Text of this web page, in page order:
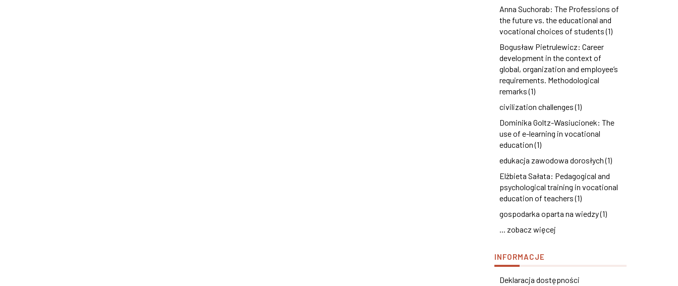
Anna Suchorab: The Professions of
the future vs. the educational and
vocational choices of students (1)
Bogusław Pietrulewicz: Career
development in the context of
global, organization and employee’s
requirements. Methodological
remarks (1)
civilization challenges (1)
Dominika Goltz-Wasiucionek: The
use of e-learning in vocational
education (1)
edukacja zawodowa dorosłych (1)
Elżbieta Sałata: Pedagogical and
psychological training in vocational
education of teachers (1)
gospodarka oparta na wiedzy (1)
... zobacz więcej
INFORMACJE
Deklaracja dostępności